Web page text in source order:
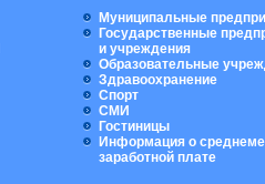
Муниципальные
Государственные
и учреждения
Образовательные
Здравоохранение
Спорт
СМИ
Гостиницы
Информация о
заработной плате